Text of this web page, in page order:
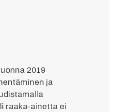
2019
ja
raaka-ainetta ei